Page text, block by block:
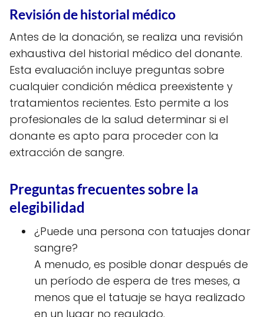
Revisión de historial médico
Antes de la donación, se realiza una revisión
exhaustiva del historial médico del donante.
Esta evaluación incluye preguntas sobre
cualquier condición médica preexistente y
tratamientos recientes. Esto permite a los
profesionales de la salud determinar si el
donante es apto para proceder con la
extracción de sangre.
Preguntas frecuentes sobre la
elegibilidad
¿Puede una persona con tatuajes donar
sangre?
A menudo, es posible donar después de
un período de espera de tres meses, a
menos que el tatuaje se haya realizado
en un lugar no regulado.